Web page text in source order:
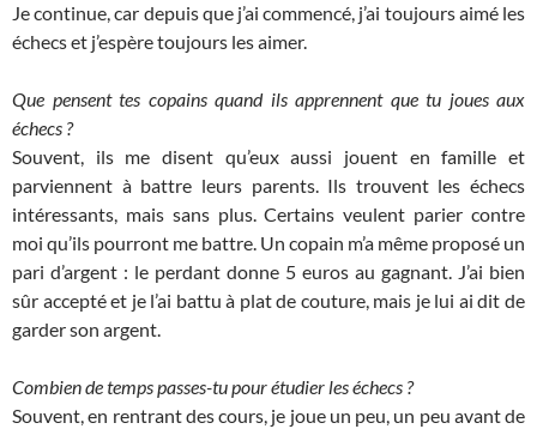
Je continue, car depuis que j’ai commencé, j’ai toujours aimé les
échecs et j’espère toujours les aimer.
Que pensent tes copains quand ils apprennent que tu joues aux
échecs ?
Souvent, ils me disent qu’eux aussi jouent en famille et
parviennent à battre leurs parents. Ils trouvent les échecs
intéressants, mais sans plus. Certains veulent parier contre
moi qu’ils pourront me battre. Un copain m’a même proposé un
pari d’argent : le perdant donne 5 euros au gagnant. J’ai bien
sûr accepté et je l’ai battu à plat de couture, mais je lui ai dit de
garder son argent.
Combien de temps passes-tu pour étudier les échecs ?
Souvent, en rentrant des cours, je joue un peu, un peu avant de